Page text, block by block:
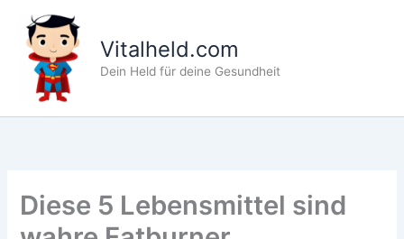
Inhalt
springen
Vitalheld.com
Dein Held für deine Gesundheit
Diese 5 Lebensmittel sind